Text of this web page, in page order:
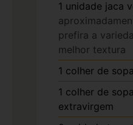
1 unidade jaca
prefira a
melhor textura
1 colher de sopa
1 colher de sopa
extravirgem